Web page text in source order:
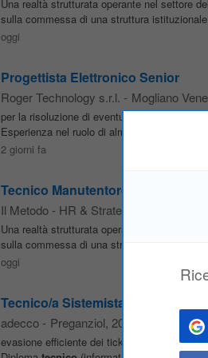
Una realtà strutturata operante nel settore
sulla commessa di una struttura
oggi
Progettista Elettronico Senior
Roger Technology s.r.l. - Mogliano
per la risoluzione di eventuali
Esperienza nel ruolo di almeno 5 anni,
2 giorni fa
Tecnico Manutentore Impianti di
Il Metodo - HR & Strategic Consulting
Una realtà strutturata operante nel settore
sulla commessa di una struttura
oggi
Tecnico/a Sistemista - Preganziol
adecco - Preganziol, 20 km da Venezia
evasione efficiente dei ticket Eventuale